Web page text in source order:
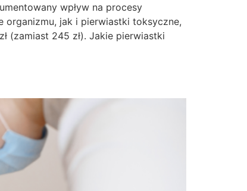
wpływ na procesy
organizmu, jak i pierwiastki toksyczne,
(zamiast 245 zł). Jakie pierwiastki